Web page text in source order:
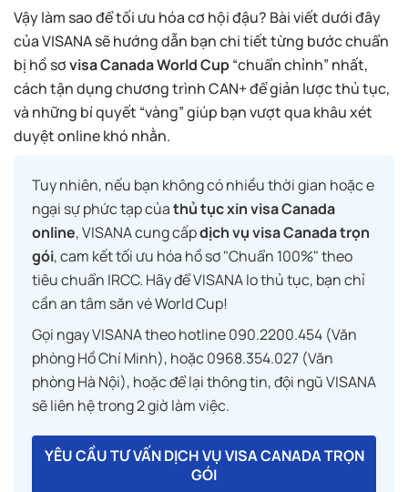
Vậy làm sao để tối ưu hóa cơ hội đậu? Bài viết dưới đây
của VISANA sẽ hướng dẫn bạn chi tiết từng bước chuẩn
bị hồ sơvisa Canada World Cup“chuẩn chỉnh” nhất,
cách tận dụng chương trình CAN+ để giản lược thủ tục,
và những bí quyết “vàng” giúp bạn vượt qua khâu xét
duyệt online khó nhằn.
Tuy nhiên, nếu bạn không có nhiều thời gian hoặc e
ngại sự phức tạp củathủ tục xin visa Canada
online, VISANA cung cấpdịch vụ visa Canada trọn
gói, cam kết tối ưu hóa hồ sơ "Chuẩn 100%" theo
tiêu chuẩn IRCC. Hãy để VISANA lo thủ tục, bạn chỉ
cần an tâm săn vé World Cup!
Gọi ngay VISANA theo hotline 090.2200.454 (Văn
phòng Hồ Chí Minh), hoặc 0968.354.027 (Văn
phòng Hà Nội), hoặc để lại thông tin, đội ngũ VISANA
sẽ liên hệ trong 2 giờ làm việc.
YÊU CẦU TƯ VẤN DỊCH VỤ VISA CANADA TRỌN
GÓI